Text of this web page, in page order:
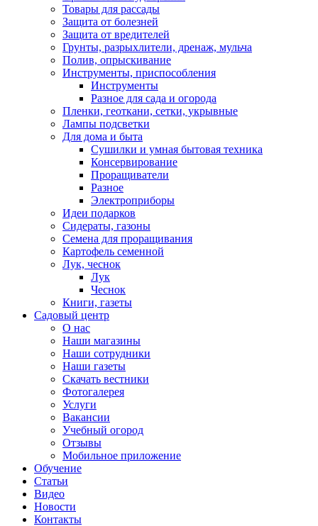
Товары для рассады
Защита от болезней
Защита от вредителей
Грунты, разрыхлители, дренаж, мульча
Полив, опрыскивание
Инструменты, приспособления
Инструменты
Разное для сада и огорода
Пленки, геоткани, сетки, укрывные
Лампы подсветки
Для дома и быта
Сушилки и умная бытовая техника
Консервирование
Проращиватели
Разное
Электроприборы
Идеи подарков
Сидераты, газоны
Семена для проращивания
Картофель семенной
Лук, чеснок
Лук
Чеснок
Книги, газеты
Садовый центр
О нас
Наши магазины
Наши сотрудники
Наши газеты
Скачать вестники
Фотогалерея
Услуги
Вакансии
Учебный огород
Отзывы
Мобильное приложение
Обучение
Статьи
Видео
Новости
Контакты